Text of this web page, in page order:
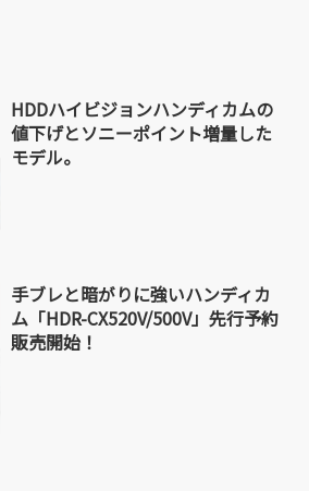
HDDハイビジョンハンディカムの
値下げとソニーポイント増量した
モデル。
手ブレと暗がりに強いハンディカ
ム「HDR-CX520V/500V」先行予約
販売開始！